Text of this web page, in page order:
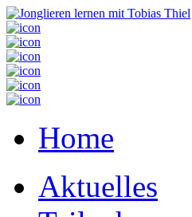
Home
Aktuelles